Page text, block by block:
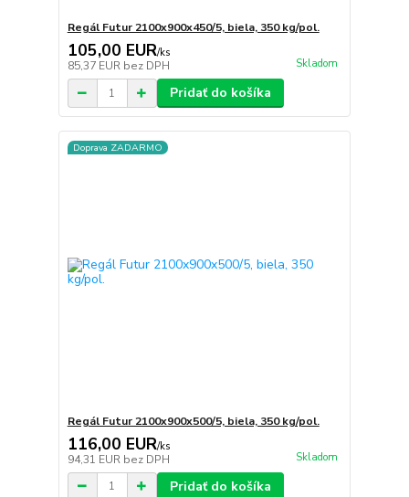
Regál Futur 2100x900x450/5, biela, 350 kg/pol.
105,00 EUR/ks
85,37 EUR bez DPH Skladom
Pridať do košíka
Doprava ZADARMO
Regál Futur 2100x900x500/5, biela, 350 kg/pol.
116,00 EUR/ks
94,31 EUR bez DPH Skladom
Pridať do košíka